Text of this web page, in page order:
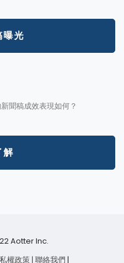
曝光
聞稿成效表現如何？
解
Aotter Inc.
權政策| 聯絡我們 |